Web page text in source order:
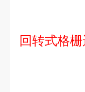
回转式格